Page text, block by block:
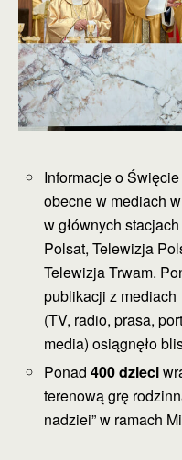
Informacje o
obecne w mediach
w głównych
Polsat, Telewizja
Telewizja Trwam.
publikacji z mediach
(TV, radio, prasa,
media) osiągnęło
Ponad400 dzieci
terenową grę
nadziei” w ramach